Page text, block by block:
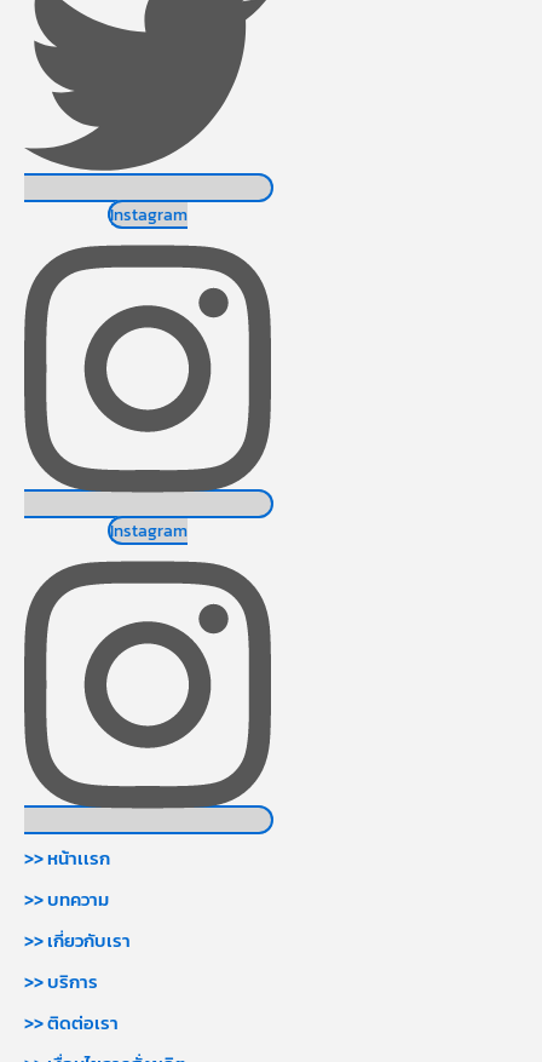
Instagram
Instagram
>> หน้าเเรก
>> บทความ
>> เกี่ยวกับเรา
>> บริการ
>> ติดต่อเรา